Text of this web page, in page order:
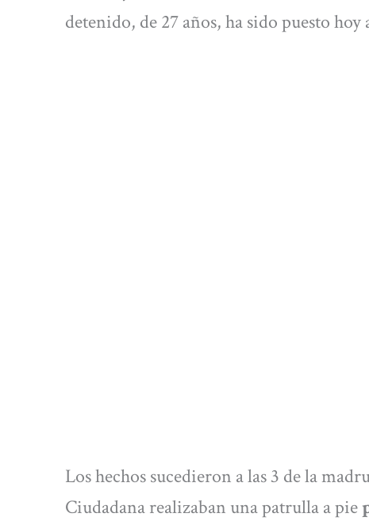
detenido, de 27 años, ha sido puesto
Los hechos sucedieron a las 3 de la
Ciudadana realizaban una patrulla a pie